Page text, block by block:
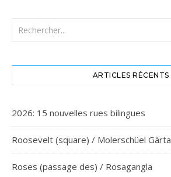
ARTICLES RÉCENTS
2026: 15 nouvelles rues bilingues
Roosevelt (square) / Molerschüel Gàrta
Roses (passage des) / Rosagangla